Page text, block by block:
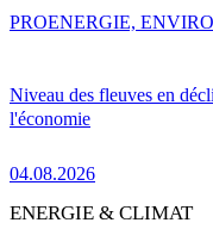
Niveau des fleuves en
l'économie
04.08.2026
PROENERGIE,
ENERGIE & CLIMAT